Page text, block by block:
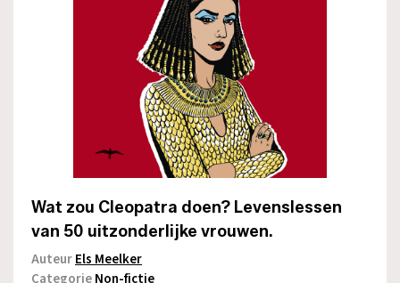
Wat zou Cleopatra doen? Levenslessen
van 50 uitzonderlijke vrouwen.
AuteurEls Meelker
CategorieNon-fictie